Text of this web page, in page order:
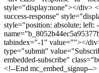
style="display:none"></div>
success-response"
style="position: absolute;
tabindex="-1" value=""></
type="submit"
embedded-subscribe"
<!--End mc_embed_signup-->